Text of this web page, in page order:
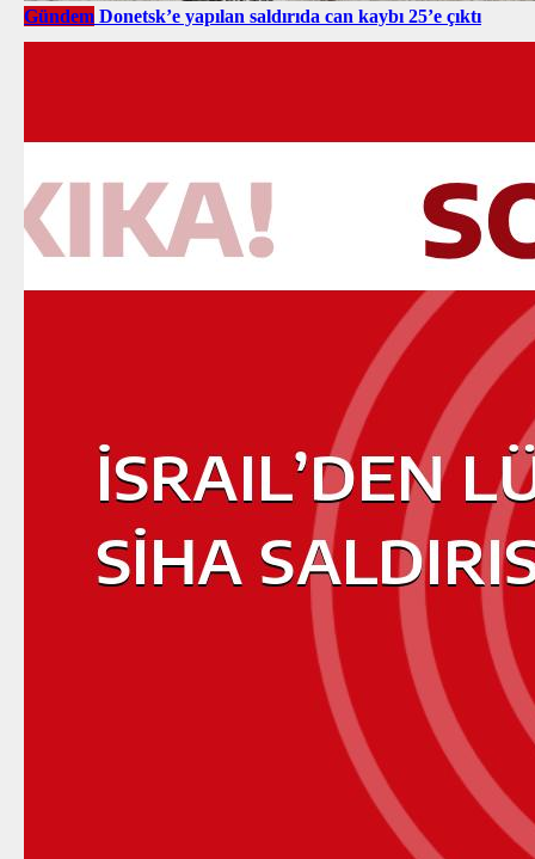
Gündem Donetsk’e yapılan saldırıda can kaybı 25’e çıktı